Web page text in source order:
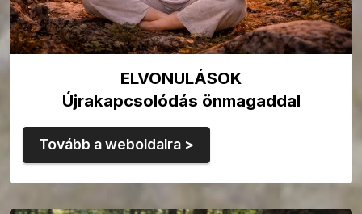
ELVONULÁSOK
Újrakapcsolódás önmagaddal
Tovább a weboldalra >